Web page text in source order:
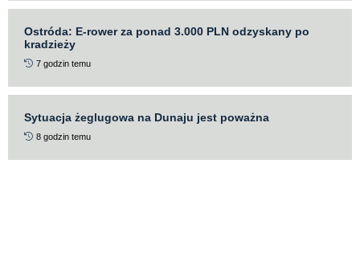
Ostróda: E-rower za ponad 3.000 PLN odzyskany po
kradzieży
7 godzin temu
Sytuacja żeglugowa na Dunaju jest poważna
8 godzin temu